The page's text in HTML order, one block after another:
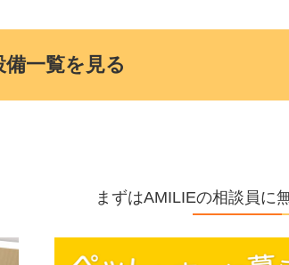
備一覧を見る
まずはAMILIEの相談員に